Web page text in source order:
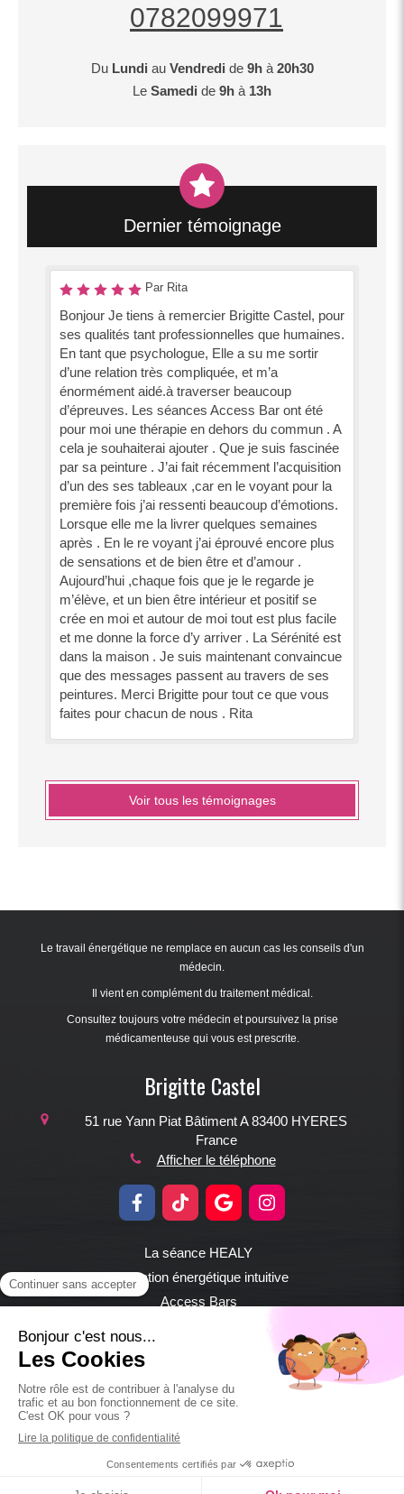
0782099971
Du Lundi au Vendredi de 9hà 20h30
Le Samedi de 9h à 13h
Dernier témoignage
Par Rita
Bonjour Je tiens à remercier Brigitte Castel, pour
ses qualités tant professionnelles que humaines.
En tant que psychologue, Elle a su me sortir
d’une relation très compliquée, et m’a
énormément aidé.à traverser beaucoup
d’épreuves. Les séances Access Bar ont été
pour moi une thérapie en dehors du commun . A
cela je souhaiterai ajouter . Que je suis fascinée
par sa peinture . J’ai fait récemment l’acquisition
d’un des ses tableaux ,car en le voyant pour la
première fois j’ai ressenti beaucoup d’émotions.
Lorsque elle me la livrer quelques semaines
après . En le re voyant j’ai éprouvé encore plus
de sensations et de bien être et d’amour .
Aujourd’hui ,chaque fois que je le regarde je
m’élève, et un bien être intérieur et positif se
crée en moi et autour de moi tout est plus facile
et me donne la force d’y arriver . La Sérénité est
dans la maison . Je suis maintenant convaincue
que des messages passent au travers de ses
peintures. Merci Brigitte pour tout ce que vous
faites pour chacun de nous . Rita
Voir tous les témoignages
Le travail énergétique ne remplace en aucun cas les conseils d'un
médecin.
Il vient en complément du traitement médical.
Consultez toujours votre médecin et poursuivez la prise
médicamenteuse qui vous est prescrite.
Brigitte Castel
51 rue Yann Piat Bâtiment A83400 HYERES
France
Afficher le téléphone
La séance HEALY
Formation énergétique intuitive
Access Bars
Mentions légales
©2020 Brigitte Castel - Psychothérapeute - Hyères les
palmiers & all over the word en visio